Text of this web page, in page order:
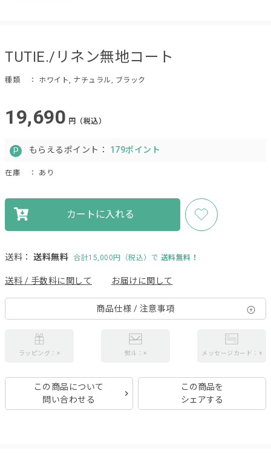
TUTIE./リネン無地コート
種類 ： ホワイト, ナチュラル, ブラック
19,690 円（税込）
もらえるポイント： 179ポイント
在庫 ： あり
カートに入れる
送料： 送料無料 合計15,000円（税込）で 送料無料！
送料 / 手数料に関して お届けに関して
商品仕様 / 注意事項
ラッピング：× 熨斗：× メッセージカード：×
この商品について
問い合わせる
この商品を
シェアする